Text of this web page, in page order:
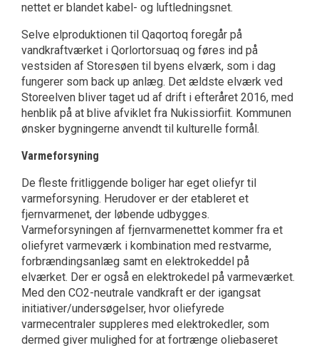
nettet er blandet kabel- og luftledningsnet.
Selve elproduktionen til Qaqortoq foregår på
vandkraftværket i Qorlortorsuaq og føres ind på
vestsiden af Storesøen til byens elværk, som i dag
fungerer som back up anlæg. Det ældste elværk ved
Storeelven bliver taget ud af drift i efteråret 2016, med
henblik på at blive afviklet fra Nukissiorfiit. Kommunen
ønsker bygningerne anvendt til kulturelle formål.
Varmeforsyning
De fleste fritliggende boliger har eget oliefyr til
varmeforsyning. Herudover er der etableret et
fjernvarmenet, der løbende udbygges.
Varmeforsyningen af fjernvarmenettet kom­mer fra et
oliefyret varmeværk i kombination med restvarme,
forbrændingsanlæg samt en elektrokeddel på
elværket. Der er også en elektrokedel på varmeværket.
Med den CO2-neutrale vandkraft er der igangsat
initiativer/undersøgelser, hvor oliefyrede
varmecentraler suppleres med elektrokedler, som
dermed giver mulighed for at fortrænge oliebaseret